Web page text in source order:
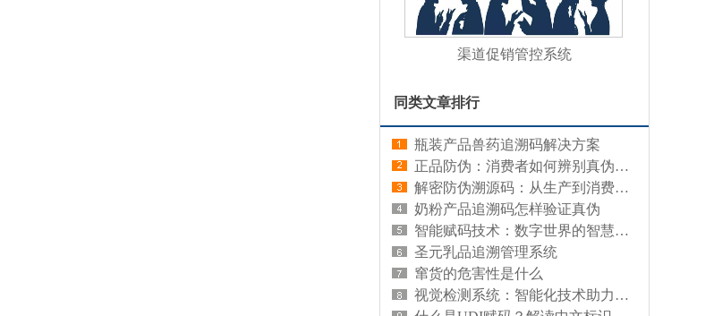
渠道促销管控系统
同类文章排行
瓶装产品兽药追溯码解决方案
正品防伪：消费者如何辨别真伪，保护自身权益
解密防伪溯源码：从生产到消费的全链条追溯
奶粉产品追溯码怎样验证真伪
智能赋码技术：数字世界的智慧编码
圣元乳品追溯管理系统
窜货的危害性是什么
视觉检测系统：智能化技术助力精准识别